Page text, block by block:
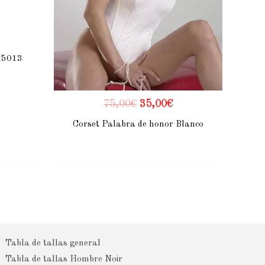
75,00€ 35,00€
Corset Palabra de honor Blanco
Tabla de tallas general
Tabla de tallas Hombre Noir